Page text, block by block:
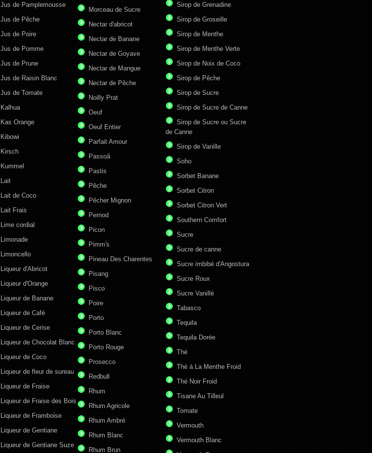
Jus de Pamplemousse
Jus de Pêche
Jus de Poire
Jus de Pomme
Jus de Prune
Jus de Raisin Blanc
Jus de Tomate
Kalhua
Kas Orange
Kibowi
Kirsch
Kummel
Lait
Lait de Coco
Lait Frais
Lime cordial
Limonade
Limoncello
Liqueur d'Abricot
Liqueur d'Orange
Liqueur de Banane
Liqueur de Café
Liqueur de Cerise
Liqueur de Chocolat Blanc
Liqueur de Coco
Liqueur de fleur de sureau
Liqueur de Fraise
Liqueur de Fraise des Bois
Liqueur de Framboise
Liqueur de Gentiane
Liqueur de Gentiane Suze
Morceau de Sucre
Nectar d'abricot
Nectar de Banane
Nectar de Goyave
Nectar de Mangue
Nectar de Pêche
Noilly Prat
Oeuf
Oeuf Entier
Parfait Amour
Passoã
Pastis
Pêche
Pêcher Mignon
Pernod
Picon
Pimm's
Pineau Des Charentes
Pisang
Pisco
Poire
Porto
Porto Blanc
Porto Rouge
Prosecco
Redbull
Rhum
Rhum Agricole
Rhum Ambré
Rhum Blanc
Rhum Brun
Sirop de Grenadine
Sirop de Groseille
Sirop de Menthe
Sirop de Menthe Verte
Sirop de Noix de Coco
Sirop de Pêche
Sirop de Sucre
Sirop de Sucre de Canne
Sirop de Sucre ou Sucre
de Canne
Sirop de Vanille
Soho
Sorbet Banane
Sorbet Citron
Sorbet Citron Vert
Southern Comfort
Sucre
Sucre de canne
Sucre imbibé d'Angostura
Sucre Roux
Sucre Vanillé
Tabasco
Tequila
Tequila Dorée
Thé
Thé à La Menthe Froid
Thé Noir Froid
Tisane Au Tilleul
Tomate
Vermouth
Vermouth Blanc